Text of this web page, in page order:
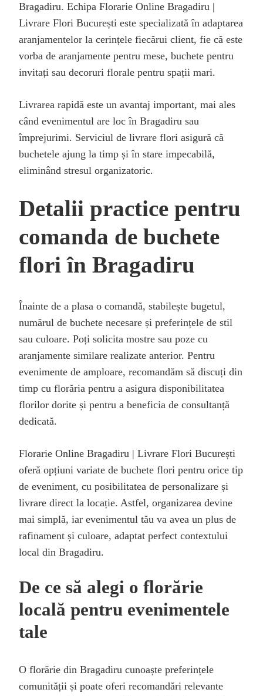
Bragadiru. Echipa Florarie Online Bragadiru |
Livrare Flori București este specializată în adaptarea
aranjamentelor la cerințele fiecărui client, fie că este
vorba de aranjamente pentru mese, buchete pentru
invitați sau decoruri florale pentru spații mari.
Livrarea rapidă este un avantaj important, mai ales
când evenimentul are loc în Bragadiru sau
împrejurimi. Serviciul de livrare flori asigură că
buchetele ajung la timp și în stare impecabilă,
eliminând stresul organizatoric.
Detalii practice pentru
comanda de buchete
flori în Bragadiru
Înainte de a plasa o comandă, stabilește bugetul,
numărul de buchete necesare și preferințele de stil
sau culoare. Poți solicita mostre sau poze cu
aranjamente similare realizate anterior. Pentru
evenimente de amploare, recomandăm să discuți din
timp cu florăria pentru a asigura disponibilitatea
florilor dorite și pentru a beneficia de consultanță
dedicată.
Florarie Online Bragadiru | Livrare Flori București
oferă opțiuni variate de buchete flori pentru orice tip
de eveniment, cu posibilitatea de personalizare și
livrare direct la locație. Astfel, organizarea devine
mai simplă, iar evenimentul tău va avea un plus de
rafinament și culoare, adaptat perfect contextului
local din Bragadiru.
De ce să alegi o florărie
locală pentru evenimentele
tale
O florărie din Bragadiru cunoaște preferințele
comunității și poate oferi recomandări relevante